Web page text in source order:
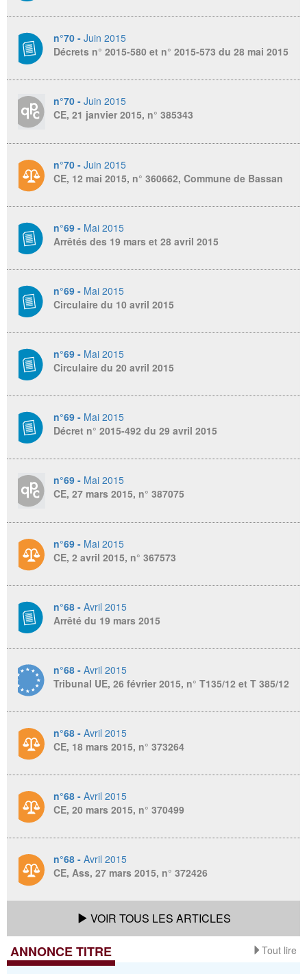
n°70 - Juin 2015
Décrets n° 2015-580 et n° 2015-573 du 28 mai 2015
n°70 - Juin 2015
CE, 21 janvier 2015, n° 385343
n°70 - Juin 2015
CE, 12 mai 2015, n° 360662, Commune de Bassan
n°69 - Mai 2015
Arrêtés des 19 mars et 28 avril 2015
n°69 - Mai 2015
Circulaire du 10 avril 2015
n°69 - Mai 2015
Circulaire du 20 avril 2015
n°69 - Mai 2015
Décret n° 2015-492 du 29 avril 2015
n°69 - Mai 2015
CE, 27 mars 2015, n° 387075
n°69 - Mai 2015
CE, 2 avril 2015, n° 367573
n°68 - Avril 2015
Arrêté du 19 mars 2015
n°68 - Avril 2015
Tribunal UE, 26 février 2015, n° T135/12 et T 385/12
n°68 - Avril 2015
CE, 18 mars 2015, n° 373264
n°68 - Avril 2015
CE, 20 mars 2015, n° 370499
n°68 - Avril 2015
CE, Ass, 27 mars 2015, n° 372426
VOIR TOUS LES ARTICLES
Tout lire
ANNONCE TITRE